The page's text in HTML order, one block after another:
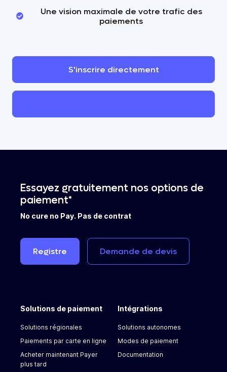
Une vision maximale de votre trafic des
paiements
S'inscrire directement
Essayez gratuitement nos options de
paiement*
No cure no Pay. Pas de contrat
Registre Demande de devis
Solutions de paiement
Solutions régionales
Paiements par carte en ligne
Acheter maintenant Payer
plus tard
Intégrations
Solutions autonomes
Modes de paiement
Documentation